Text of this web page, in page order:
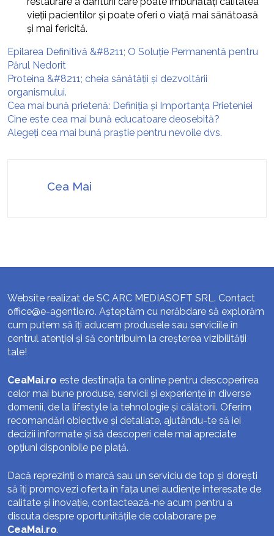
vieții pacientilor și poate oferi o viață mai sănătoasă
și mai fericită.
Epilarea Definitivă &#8211; O Soluție Permanentă pentru
Părul Nedorit
Proteina &#8211; cheia sănătății și dezvoltării
organismului.
Cea mai bună prietenă: Definiția și Importanța Prieteniei
Cine este cea mai bună educatoare deosebită?
Alegeți cea mai bună praștie pentru nevoile dvs.
Cea Mai
Website realizat de SC ARC MEDIASOFT SRL. Contact
office@e-agentie.ro. Așteptăm cu nerăbdare să explorăm
cum putem să îți aducem produsele sau serviciile în
centrul atenției și să contribuim la creșterea vizibilității
tale!
CeaMai.ro este destinația ta online pentru descoperirea
celor mai bune produse, servicii și experiențe în diverse
domenii, de la lifestyle la tehnologie și călătorii. Oferim
recomandări obiective și detaliate, ajutându-te să iei
decizii informate și să descoperi cele mai apreciate
opțiuni disponibile pe piață.
Dacă reprezinți o marcă sau un serviciu de top și dorești
să îți promovezi oferta în fața unei audiențe interesate de
calitate și inovație, contactează-ne acum pentru a
discuta despre oportunitățile de colaborare pe
CeaMai.ro.